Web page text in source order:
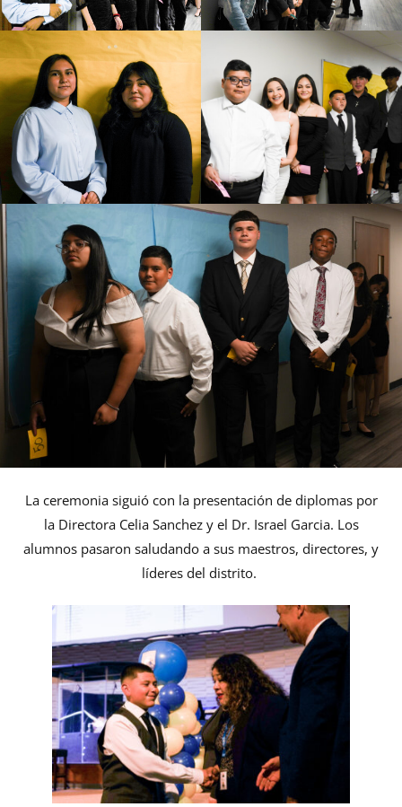
La ceremonia siguió con la presentación de diplomas por
la Directora Celia Sanchez y el Dr. Israel Garcia. Los
alumnos pasaron saludando a sus maestros, directores, y
líderes del distrito.